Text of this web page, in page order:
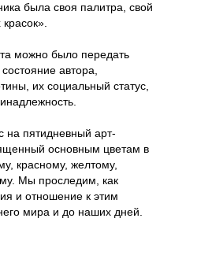
была своя палитра, свой
можно было передать
автора,
их социальный статус,
на пятидневный арт-
основным цветам в
красному, желтому,
Мы проследим, как
и отношение к этим
мира и до наших дней.